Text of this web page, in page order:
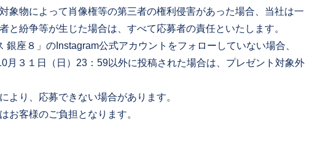
象物によって肖像権等の第三者の権利侵害があった場合、当社は一
と紛争等が生じた場合は、すべて応募者の責任といたします。
銀座８」のInstagram公式アカウントをフォローしていない場合、
月３１日（日）23：59以外に投稿された場合は、プレゼント対象外
より、応募できない場合があります。
お客様のご負担となります。